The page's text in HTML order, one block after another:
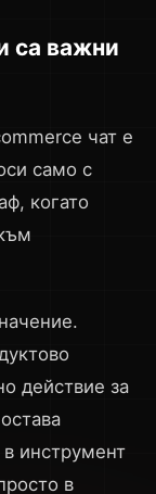
са важни
чат е
само с
когато
действие за
инструмент
в